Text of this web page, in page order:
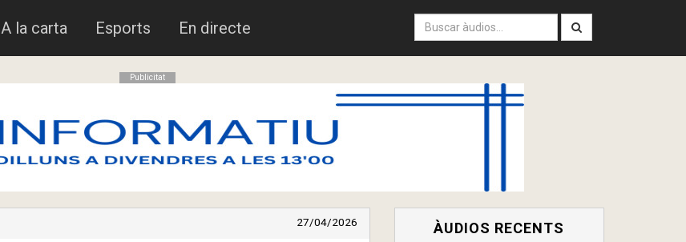
A la carta Esports En directe
Publicitat
27/04/2026 ÀUDIOS RECENTS